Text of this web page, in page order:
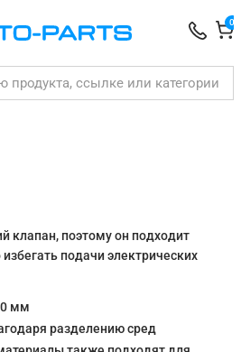
0
клапан, поэтому он подходит
подачи электрических
мм
разделению сред